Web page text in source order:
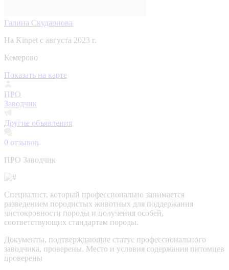
Галина Скударнова
На Kinpet c августа 2023 г.
Кемерово
Показать на карте
ПРО
Заводчик
Другие объявления
0 отзывов
ПРО Заводчик
Специалист, который профессионально занимается
разведением породистых животных для поддержания
чистокровности породы и получения особей,
соответствующих стандартам породы.
Документы, подтверждающие статус профессионального
заводчика, проверены. Место и условия содержания питомцев
проверены